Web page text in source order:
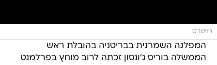
רויטרס
המפלגה השמרנית בבריטניה בהובלת ראש
הממשלה בוריס ג'ונסון זכתה לרוב מוחץ בפרלמנט